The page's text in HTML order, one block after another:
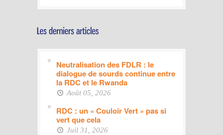
Neutralisation des FDLR : le
dialogue de sourds continue entre
la RDC et le Rwanda
Août 05, 2026
RDC : un « Couloir Vert » pas si
vert que cela
Juil 31, 2026